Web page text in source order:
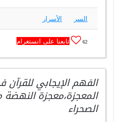
السر الأسرار
62 تابعنا على انستغرام
الفهم الإيجابي
المعجزة،معجزة
الصحراء